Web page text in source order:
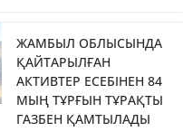
ЖАМБЫЛ ОБЛЫСЫНДА
ҚАЙТАРЫЛҒАН
АКТИВТЕР ЕСЕБІНЕН 84
МЫҢ ТҰРҒЫН ТҰРАҚТЫ
ГАЗБЕН ҚАМТЫЛАДЫ